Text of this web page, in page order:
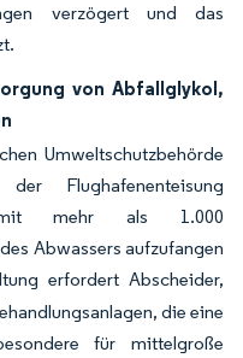
verzögert und das
von Abfallglykol,
Umweltschutzbehörde
Flughafenenteisung
mit mehr als 1.000
Abwassers aufzufangen
erfordert Abscheider,
die eine
für mittelgroße